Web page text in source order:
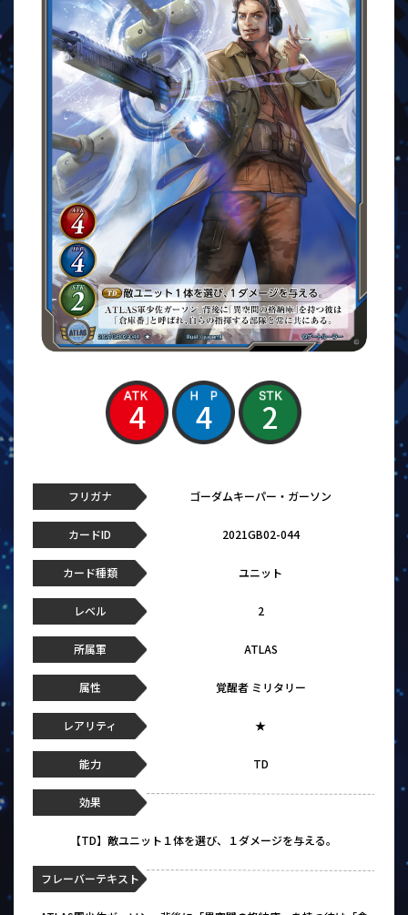
4 4 2
フリガナ ゴーダムキーパー・ガーソン
カードID 2021GB02-044
カード種類 ユニット
レベル 2
所属軍 ATLAS
属性 覚醒者 ミリタリー
レアリティ ★
能力 TD
効果
【TD】敵ユニット１体を選び、１ダメージを与える。
フレーバーテキスト